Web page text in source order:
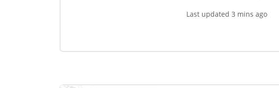
Last updated 3 mins ago